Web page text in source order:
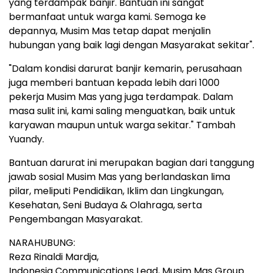
yang terdampak banjir. Bantuan ini sangat
bermanfaat untuk warga kami. Semoga ke
depannya, Musim Mas tetap dapat menjalin
hubungan yang baik lagi dengan Masyarakat sekitar".
"Dalam kondisi darurat banjir kemarin, perusahaan
juga memberi bantuan kepada lebih dari 1000
pekerja Musim Mas yang juga terdampak. Dalam
masa sulit ini, kami saling menguatkan, baik untuk
karyawan maupun untuk warga sekitar." Tambah
Yuandy.
Bantuan darurat ini merupakan bagian dari tanggung
jawab sosial Musim Mas yang berlandaskan lima
pilar, meliputi Pendidikan, Iklim dan Lingkungan,
Kesehatan,Seni Budaya& Olahraga, serta
Pengembangan Masyarakat.
NARAHUBUNG:
Reza Rinaldi Mardja,